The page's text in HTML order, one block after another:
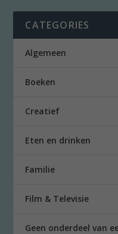
CATEGORIES
Algemeen
Boeken
Creatief
Eten en drinken
Familie
Film & Televisie
Geen onderdeel van